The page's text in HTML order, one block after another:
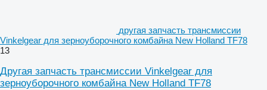
другая запчасть трансмиссии
Vinkelgear для зерноуборочного комбайна New Holland TF78
13
Другая запчасть трансмиссии Vinkelgear для
зерноуборочного комбайна New Holland TF78